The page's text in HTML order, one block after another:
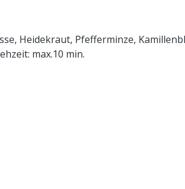
Heidekraut, Pfefferminze,
max.10 min.